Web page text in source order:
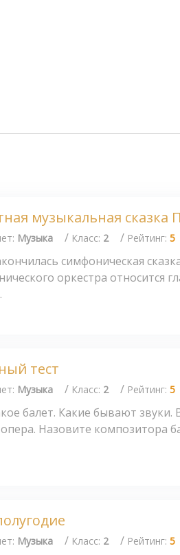
музыкальная сказка
Музыка / Класс: 2 / Рейтинг: 5
симфоническая
оркестра относится
тест
Музыка / Класс: 2 / Рейтинг: 5
балет. Какие бывают звуки.
Назовите композитора
Музыка / Класс: 2 / Рейтинг: 5